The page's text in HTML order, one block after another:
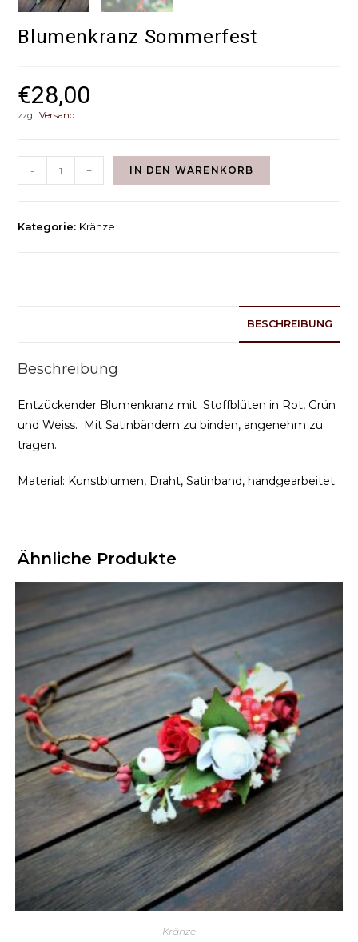
Blumenkranz Sommerfest
€28,00
zzgl.Versand
- + IN DEN WARENKORB
Kategorie: Kränze
BESCHREIBUNG
Beschreibung
Entzückender Blumenkranz mit Stoffblüten in Rot, Grün
und Weiss. Mit Satinbändern zu binden, angenehm zu
tragen.
Material: Kunstblumen, Draht, Satinband, handgearbeitet.
Ähnliche Produkte
Kränze